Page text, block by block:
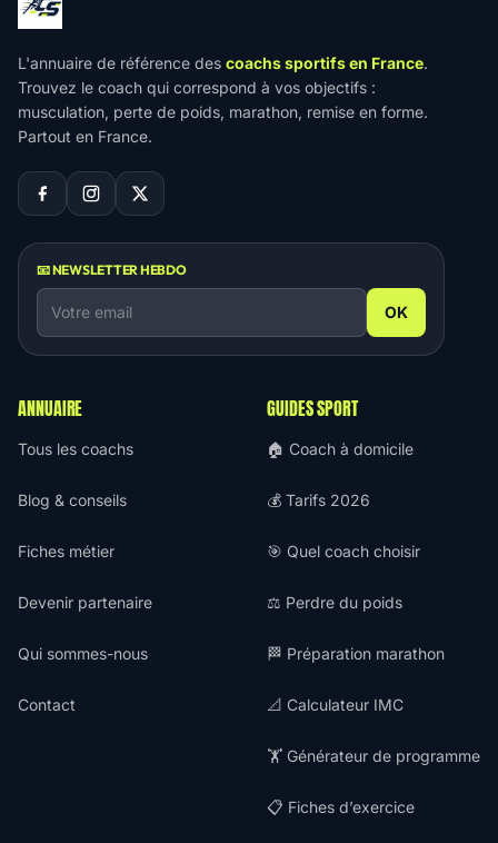
L'annuaire de référence des coachs sportifs en France.
Trouvez le coach qui correspond à vos objectifs :
musculation, perte de poids, marathon, remise en forme.
Partout en France.
📧 NEWSLETTER HEBDO
OK
ANNUAIRE
Tous les coachs
Blog & conseils
Fiches métier
Devenir partenaire
Qui sommes-nous
Contact
GUIDES SPORT
🏠 Coach à domicile
💰 Tarifs 2026
🎯 Quel coach choisir
⚖️ Perdre du poids
🏁 Préparation marathon
📐 Calculateur IMC
🏋️ Générateur de programme
📋 Fiches d’exercice